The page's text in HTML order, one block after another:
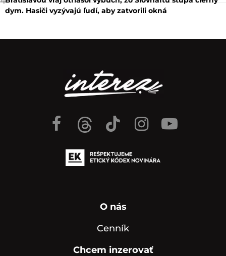
dym. Hasiči vyzývajú ľudí, aby zatvorili okná
O nás
Cenník
Chcem inzerovať